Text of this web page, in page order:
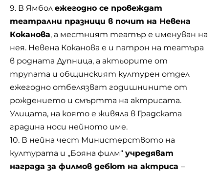
9. В Ямбол ежегодно се провеждат
театрални празници в почит на Невена
Коканова, а местният театър е именуван на
нея. Невена Коканова е и патрон на театъра
в родната Дупница, а актьорите от
трупата и общинският културен отдел
ежегодно отбелязват годишнините от
рождението и смъртта на актрисата.
Улицата, на която е живяла в Градската
градина носи нейното име.
10. В нейна чест Министерството на
културата и „Бояна филм“ учредяват
награда за филмов дебют на актриса –